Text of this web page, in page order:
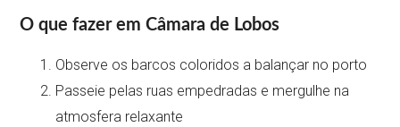
O que fazer em Câmara de Lobos
Observe os barcos coloridos a balançar no porto
Passeie pelas ruas empedradas e mergulhe na
atmosfera relaxante